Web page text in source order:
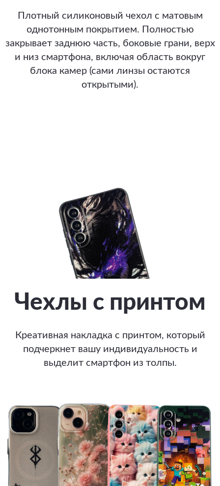
Плотный силиконовый чехол с матовым
однотонным покрытием. Полностью
закрывает заднюю часть, боковые грани, верх
и низ смартфона, включая область вокруг
блока камер (сами линзы остаются
открытыми).
Чехлы с принтом
Креативная накладка с принтом, который
подчеркнет вашу индивидуальность и
выделит смартфон из толпы.